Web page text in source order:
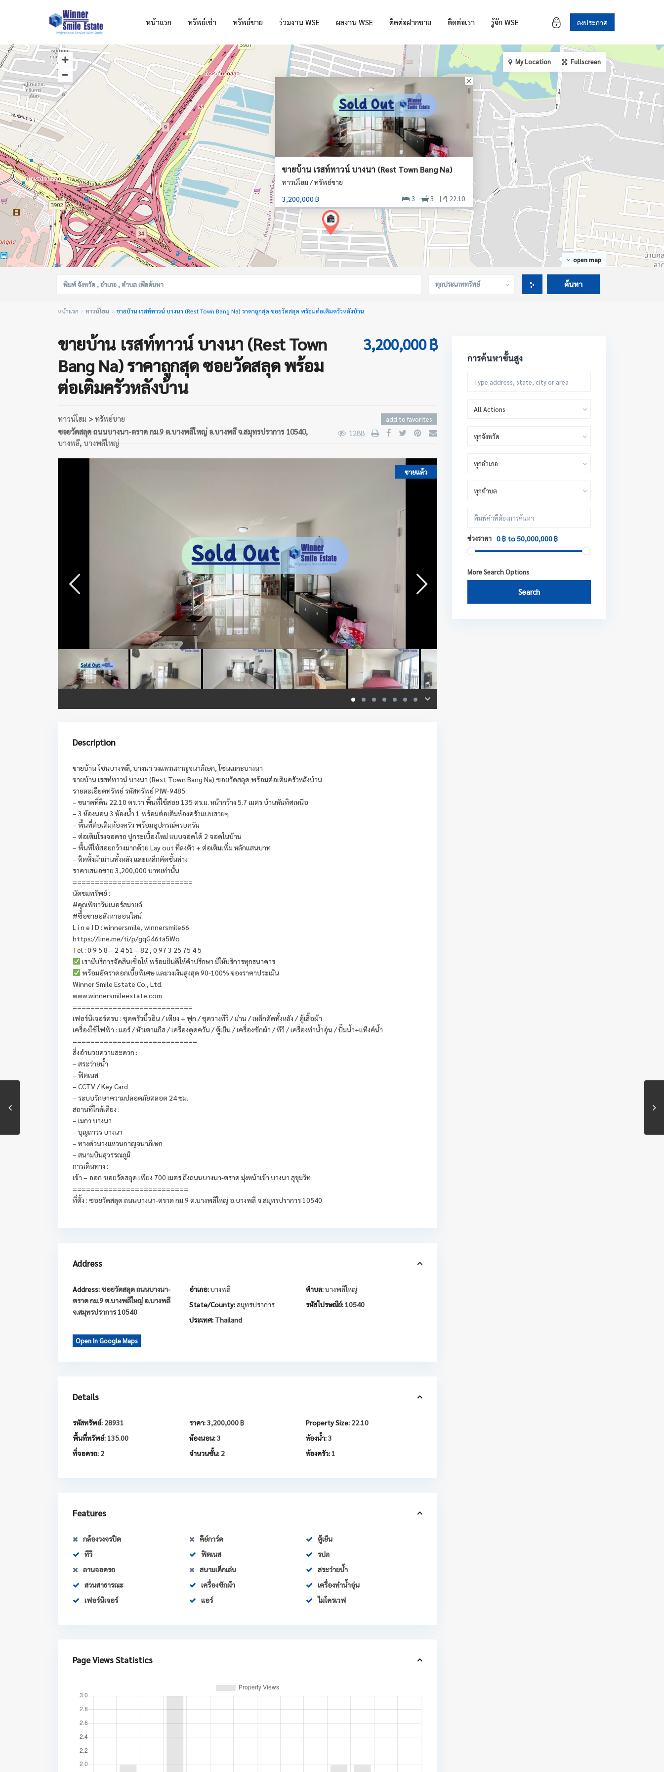
ลงประกาศ
หน้าแรก ทรัพย์เช่า ทรัพย์ขาย ร่วมงาน WSE ผลงาน WSE ติดต่อฝากขาย ติดต่อเรา รู้จัก WSE
ขายบ้าน เรสท์ทาวน์ บางนา (Rest Town Bang Na)
ทาวน์โฮม / ทรัพย์ขาย
3,200,000 ฿
22.10
3
3
open map
My Location Fullscreen
ทุกประเภททรัพย์
หน้าแรก ทาวน์โฮม ขายบ้าน เรสท์ทาวน์ บางนา (Rest Town Bang Na) ราคาถูกสุด ซอยวัดสลุด พร้อมต่อเติมครัวหลังบ้าน
ขายบ้าน เรสท์ทาวน์ บางนา (Rest Town
Bang Na) ราคาถูกสุด ซอยวัดสลุด พร้อม
ต่อเติมครัวหลังบ้าน
3,200,000 ฿
ทาวน์โฮม > ทรัพย์ขาย
ซอยวัดสลุด ถนนบางนา-ตราด กม.9 ต.บางพลีใหญ่ อ.บางพลี จ.สมุทรปราการ 10540,
บางพลี, บางพลีใหญ่
add to favorites
1288
ขายแล้ว
Description
ขายบ้าน โซนบางพลี, บางนา วงแหวนกาญจนาภิเษก, โซนเมกะบางนา
ขายบ้าน เรสท์ทาวน์ บางนา (Rest Town Bang Na) ซอยวัดสลุด พร้อมต่อเติมครัวหลังบ้าน
รายละเอียดทรัพย์ รหัสทรัพย์ PIW-9485
– ขนาดที่ดิน 22.10 ตร.วา พื้นที่ใช้สอย 135 ตร.ม. หน้ากว้าง 5.7 เมตร บ้านหันทิศเหนือ
– 3 ห้องนอน 3 ห้องน้ำ 1 พร้อมต่อเติมห้องครัวแบบสวยๆ
– พื้นที่ต่อเติมห้องครัว พร้อมอุปกรณ์ครบครัน
– ต่อเติมโรงจอดรถ ปูกระเบื้องใหม่ แบบจอดได้ 2 จอดในบ้าน
– พื้นทีใช้สอยกว้างมากด้วย Lay out ที่ลงตัว + ต่อเติมเพิ่ม หลักแสนบาท
– ติดตั้งผ้าม่านทั้งหลัง และเหล็กดัดชั้นล่าง
ราคาเสนอขาย 3,200,000 บาทเท่านั้น
===========================
นัดชมทรัพย์ :
#คุณพิชาวินเนอร์สมายล์
#ซื้อขายอสังหาออนไลน์
L i n e I D : winnersmile, winnersmile66
https://line.me/ti/p/gqG46ta5Wo
Tel : 0 9 5 8 – 2 4 51 – 82 , 0 97 3 25 75 4 5
เรามีบริการจัดสินเชื่อให้ พร้อมยินดีให้คำปรึกษา มีให้บริการทุกธนาคาร
พร้อมอัตราดอกเบี้ยพิเศษ และวงเงินสูงสุด 90-100% ของราคาประเมิน
Winner Smile Estate Co., Ltd.
www.winnersmileestate.com
===========================
เฟอร์นิเจอร์ครบ : ชุดครัวบิ้วอิน / เตียง + ฟูก / ชุดวางทีวี / ม่าน / เหล็กดัดทั้งหลัง / ตู้เสื้อผ้า
เครื่องใช้ไฟฟ้า : แอร์ / หัวเตาแก็ส / เครื่องดูดควัน / ตู้เย็น / เครื่องซักผ้า / ทีวี / เครื่องทำน้ำอุ่น / ปั๊มน้ำ+แท็งค์น้ำ
============================
สิ่งอำนวยความสะดวก :
– สระว่ายน้ำ
– ฟิตเนส
– CCTV / Key Card
– ระบบรักษาความปลอดภัยตลอด 24 ชม.
สถานที่ใกล้เคียง :
– เมกา บางนา
– บุญถาวร บางนา
– ทางด่วนวงแหวนกาญจนาภิเษก
– สนามบินสุวรรณภูมิ
การเดินทาง :
เข้า – ออก ซอยวัดสลุด เพียง 700 เมตร ถึงถนนบางนา-ตราด มุ่งหน้าเข้า บางนา สุขุมวิท
==========================
ที่ตั้ง : ซอยวัดสลุด ถนนบางนา-ตราด กม.9 ต.บางพลีใหญ่ อ.บางพลี จ.สมุทรปราการ 10540
Address
Address:ซอยวัดสลุด ถนนบางนา-
ตราด กม.9 ต.บางพลีใหญ่ อ.บางพลี
จ.สมุทรปราการ 10540
อำเภอ:บางพลี ตำบล:บางพลีใหญ่
State/County:สมุทรปราการ รหัสไปรษณีย์: 10540
ประเทศ: Thailand
Open In Google Maps
Details
รหัสทรัพย์: 28931 ราคา:3,200,000 ฿ Property Size: 22.10
พื้นที่ทรัพย์: 135.00 ห้องนอน:3 ห้องน้ำ:3
ที่จอดรถ: 2 จำนวนชั้น: 2 ห้องครัว: 1
Features
กล้องวงจรปิด คีย์การ์ด
ตู้เย็น
ทีวี
ฟิตเนส
รปภ
ลานจอดรถ
สนามเด็กเล่น
สระว่ายน้ำ
สวนสาธารณะ
เครื่องซักผ้า
เครื่องทำน้ำอุ่น
เฟอร์นิเจอร์
แอร์ ไมโครเวฟ
Page Views Statistics
การค้นหาขั้นสูง
All Actions
ทุกจังหวัด
ทุกอำเภอ
ทุกตำบล
ช่วงราคา 0 ฿ to 50,000,000 ฿
More Search Options
Search